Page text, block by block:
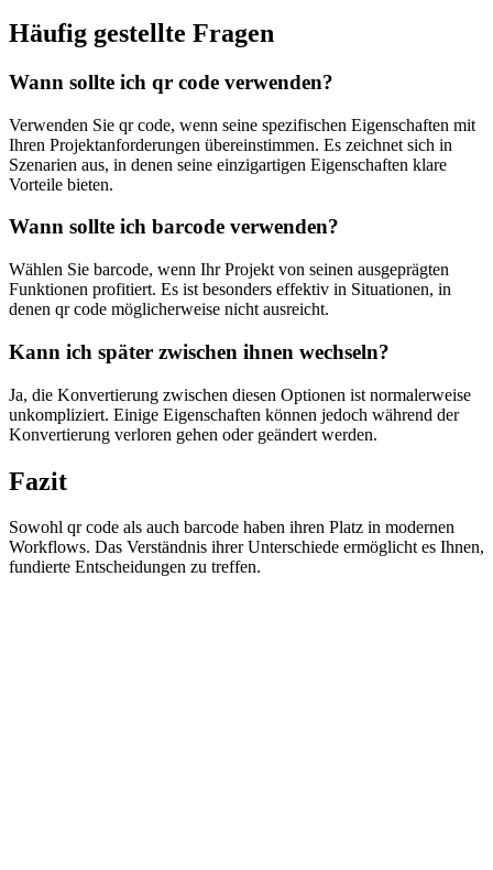
Häufig gestellte Fragen
Wann sollte ich qr code verwenden?
Verwenden Sie qr code, wenn seine spezifischen Eigenschaften mit
Ihren Projektanforderungen übereinstimmen. Es zeichnet sich in
Szenarien aus, in denen seine einzigartigen Eigenschaften klare
Vorteile bieten.
Wann sollte ich barcode verwenden?
Wählen Sie barcode, wenn Ihr Projekt von seinen ausgeprägten
Funktionen profitiert. Es ist besonders effektiv in Situationen, in
denen qr code möglicherweise nicht ausreicht.
Kann ich später zwischen ihnen wechseln?
Ja, die Konvertierung zwischen diesen Optionen ist normalerweise
unkompliziert. Einige Eigenschaften können jedoch während der
Konvertierung verloren gehen oder geändert werden.
Fazit
Sowohl qr code als auch barcode haben ihren Platz in modernen
Workflows. Das Verständnis ihrer Unterschiede ermöglicht es Ihnen,
fundierte Entscheidungen zu treffen.